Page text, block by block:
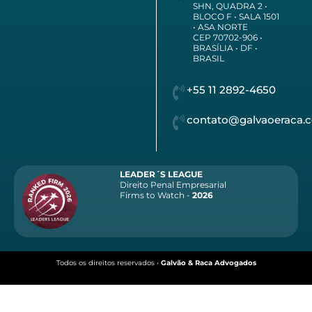
SHN, QUADRA 2 •
BLOCO F • SALA 1501
• ASA NORTE
CEP 70702-906 •
BRASÍLIA • DF •
BRASIL
+55 11 2892-4650
LEADER´S LEAGUE
Direito Penal Empresarial
Firms to Watch -2026
Todos os direitos reservados • Galvão & Raca Advogados